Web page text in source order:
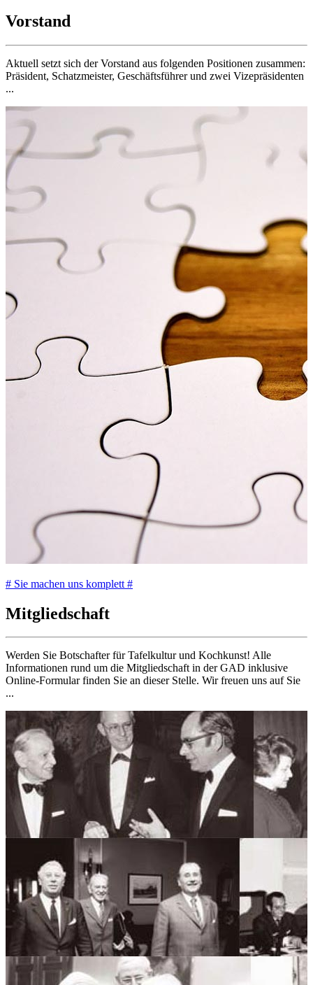
Vorstand
Aktuell setzt sich der Vorstand aus folgenden Positionen zusammen:
Präsident, Schatzmeister, Geschäftsführer und zwei Vizepräsidenten
...
# Sie machen uns komplett #
Mitgliedschaft
Werden Sie Botschafter für Tafelkultur und Kochkunst! Alle
Informationen rund um die Mitgliedschaft in der GAD inklusive
Online-Formular finden Sie an dieser Stelle. Wir freuen uns auf Sie
...